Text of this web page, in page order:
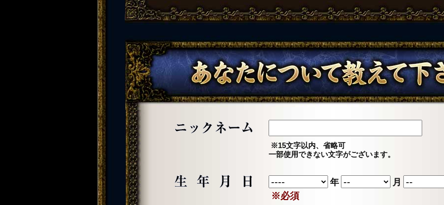
あなたについて教えてください
ニックネーム
※15文字以内、省略可
一部使用できない文字がございます。
生年月日 年
月
※必須